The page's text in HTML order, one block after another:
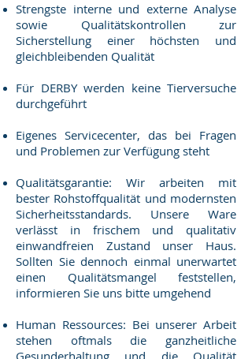
Strengste interne und externe Analyse
sowie Qualitätskontrollen zur
Sicherstellung einer höchsten und
gleichbleibenden Qualität
Für DERBY werden keine Tierversuche
durchgeführt
Eigenes Servicecenter, das bei Fragen
und Problemen zur Verfügung steht
Qualitätsgarantie: Wir arbeiten mit
bester Rohstoffqualität und modernsten
Sicherheitsstandards. Unsere Ware
verlässt in frischem und qualitativ
einwandfreien Zustand unser Haus.
Sollten Sie dennoch einmal unerwartet
einen Qualitätsmangel feststellen,
informieren Sie uns bitte umgehend
Human Ressources: Bei unserer Arbeit
stehen oftmals die ganzheitliche
Gesunderhaltung und die Qualität